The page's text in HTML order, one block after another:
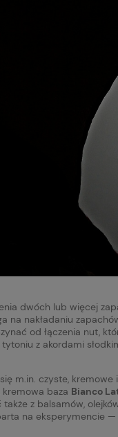
dwóch lub więcej
na nakładaniu
od łączenia nut,
z akordami
m.in. czyste,
kremowa baza Bianco
z balsamów,
na eksperymencie